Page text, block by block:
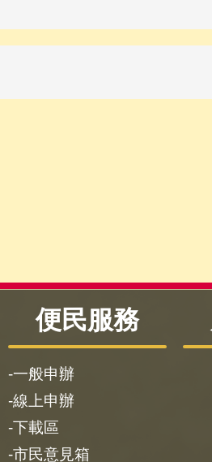
便民服務
一般申辦
線上申辦
下載區
市民意見箱